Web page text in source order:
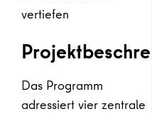
vertiefen
Das Programm
adressiert vier zentrale